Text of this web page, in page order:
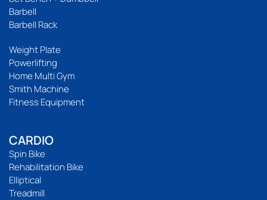
Barbell
Barbell Rack
Weight Plate
Powerlifting
Home Multi Gym
Smith Machine
Fitness Equipment
CARDIO
Spin Bike
Rehabilitation Bike
Elliptical
Treadmill